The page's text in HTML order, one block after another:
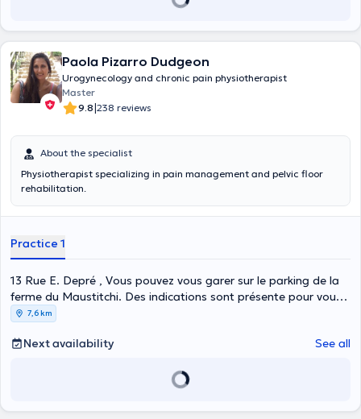
Paola Pizarro Dudgeon
Urogynecology and chronic pain physiotherapist
Master
9.8|238 reviews
About the specialist
Physiotherapist specializing in pain management and pelvic floor
rehabilitation.
Practice 1
13 Rue E. Depré , Vous pouvez vous garer sur le parking de la
ferme du Maustitchi. Des indications sont présente pour vous
guider jusqu'au cabinet., Leernes
7,6 km
Next availability See all